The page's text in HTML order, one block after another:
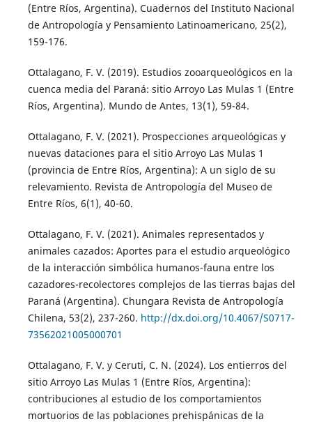
(Entre Ríos, Argentina). Cuadernos del Instituto Nacional
de Antropología y Pensamiento Latinoamericano, 25(2),
159-176.
Ottalagano, F. V. (2019). Estudios zooarqueológicos en la
cuenca media del Paraná: sitio Arroyo Las Mulas 1 (Entre
Ríos, Argentina). Mundo de Antes, 13(1), 59-84.
Ottalagano, F. V. (2021). Prospecciones arqueológicas y
nuevas dataciones para el sitio Arroyo Las Mulas 1
(provincia de Entre Ríos, Argentina): A un siglo de su
relevamiento. Revista de Antropología del Museo de
Entre Ríos, 6(1), 40-60.
Ottalagano, F. V. (2021). Animales representados y
animales cazados: Aportes para el estudio arqueológico
de la interacción simbólica humanos-fauna entre los
cazadores-recolectores complejos de las tierras bajas del
Paraná (Argentina). Chungara Revista de Antropología
Chilena, 53(2), 237-260. http://dx.doi.org/10.4067/S0717-
73562021005000701
Ottalagano, F. V. y Ceruti, C. N. (2024). Los entierros del
sitio Arroyo Las Mulas 1 (Entre Ríos, Argentina):
contribuciones al estudio de los comportamientos
mortuorios de las poblaciones prehispánicas de la